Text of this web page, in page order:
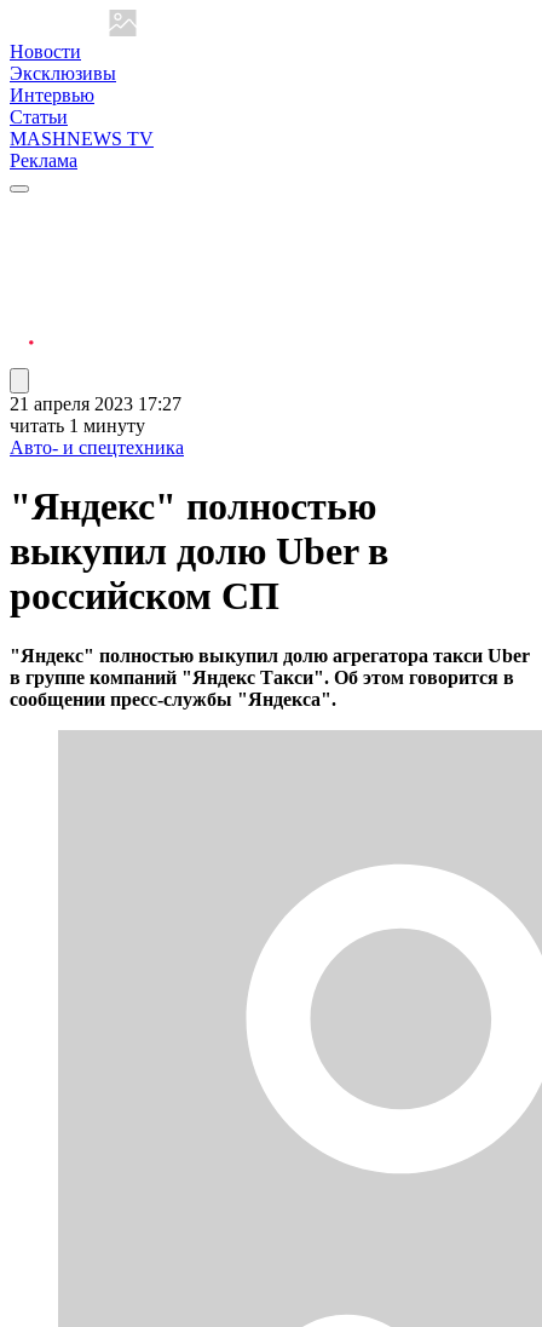
Новости
Эксклюзивы
Интервью
Статьи
MASHNEWS TV
Реклама
21 апреля 2023 17:27
читать 1 минуту
Авто- и спецтехника
"Яндекс" полностью
выкупил долю Uber в
российском СП
"Яндекс" полностью выкупил долю агрегатора такси Uber
в группе компаний "Яндекс Такси". Об этом говорится в
сообщении пресс-службы "Яндекса".